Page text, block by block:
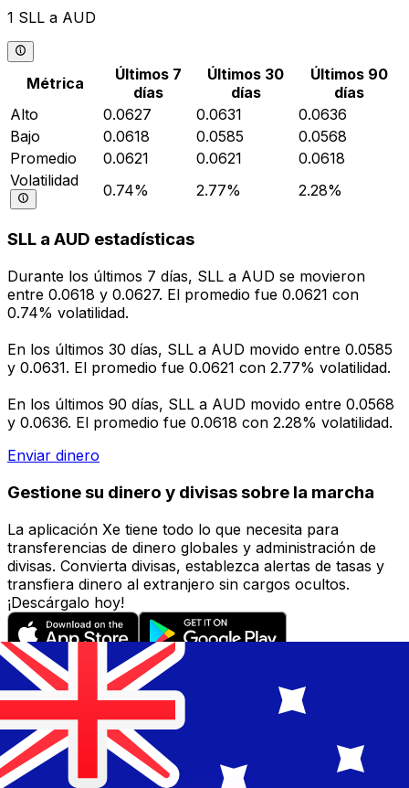
1 SLL a AUD
Métrica
Últimos 7
días
Últimos 30
días
Últimos 90
días
Alto
0.0627 0.0631
0.0636
Bajo
0.0618 0.0585
0.0568
Promedio
0.0621 0.0621
0.0618
Volatilidad
0.74% 2.77% 2.28%
SLL a AUD estadísticas
Durante los últimos 7 días, SLL a AUD se movieron
entre 0.0618 y 0.0627. El promedio fue 0.0621 con
0.74% volatilidad.
En los últimos 30 días, SLL a AUD movido entre 0.0585
y 0.0631. El promedio fue 0.0621 con 2.77% volatilidad.
En los últimos 90 días, SLL a AUD movido entre 0.0568
y 0.0636. El promedio fue 0.0618 con 2.28% volatilidad.
Enviar dinero
Gestione su dinero y divisas sobre la marcha
La aplicación Xe tiene todo lo que necesita para
transferencias de dinero globales y administración de
divisas. Convierta divisas, establezca alertas de tasas y
transfiera dinero al extranjero sin cargos ocultos.
¡Descárgalo hoy!